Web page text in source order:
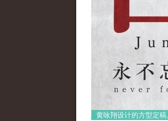
黄咏翔设计的方型定